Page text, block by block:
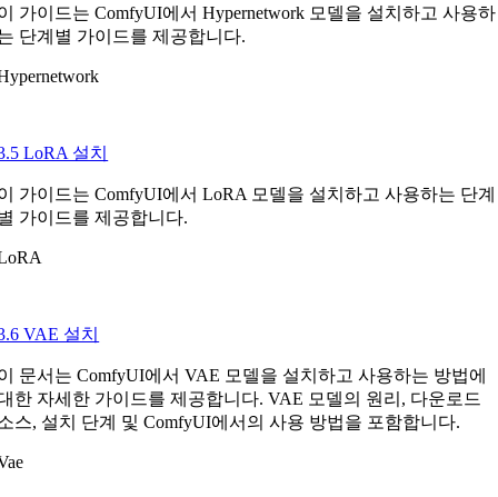
가이드는 ComfyUI에서 Hypernetwork 모델을 설치하고 사용하
단계별 가이드를 제공합니다.
LoRA 설치
가이드는 ComfyUI에서 LoRA 모델을 설치하고 사용하는 단계
가이드를 제공합니다.
VAE 설치
문서는 ComfyUI에서 VAE 모델을 설치하고 사용하는 방법에
한 자세한 가이드를 제공합니다. VAE 모델의 원리, 다운로드
스, 설치 단계 및 ComfyUI에서의 사용 방법을 포함합니다.